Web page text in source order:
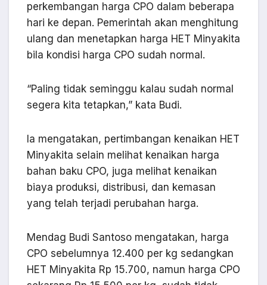
perkembangan harga CPO dalam beberapa
hari ke depan. Pemerintah akan menghitung
ulang dan menetapkan harga HET Minyakita
bila kondisi harga CPO sudah normal.
“Paling tidak seminggu kalau sudah normal
segera kita tetapkan,” kata Budi.
Ia mengatakan, pertimbangan kenaikan HET
Minyakita selain melihat kenaikan harga
bahan baku CPO, juga melihat kenaikan
biaya produksi, distribusi, dan kemasan
yang telah terjadi perubahan harga.
Mendag Budi Santoso mengatakan, harga
CPO sebelumnya 12.400 per kg sedangkan
HET Minyakita Rp 15.700, namun harga CPO